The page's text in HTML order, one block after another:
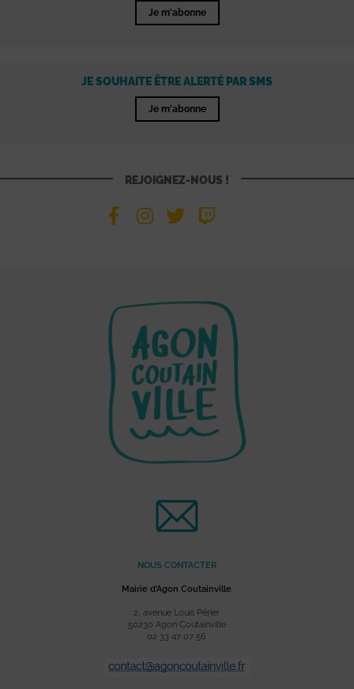
Je m'abonne
JE SOUHAITE ÊTRE ALERTÉ PAR SMS
Je m'abonne
REJOIGNEZ-NOUS !
NOUS CONTACTER
Mairie d’Agon Coutainville
2, avenue Louis Périer
50230 Agon Coutainville
02 33 47 07 56